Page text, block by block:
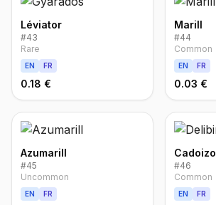
Léviator
#43
Rare
EN FR
0.18 €
Marill
#44
Common
EN FR
0.03 €
Azumarill
#45
Uncommon
EN FR
Cadoizo
#46
Common
EN FR